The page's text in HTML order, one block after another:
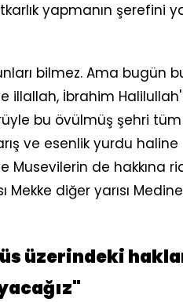
yapmanın şerefini
bilmez. Ama bugün
illallah, İbrahim
bu övülmüş şehri
ve esenlik yurdu
Musevilerin de hakkına
Mekke diğer yarısı
üzerindeki